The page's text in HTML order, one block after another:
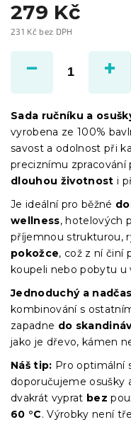
279 Kč
231 Kč bez DPH
cena:
Sada ručníku a
vyrobena ze 100%
savost a odolnost při
preciznímu zpracování
dlouhou životnost i
Je ideální pro běžné
wellness, hotelových
příjemnou strukturou,
pokožce, což z ní činí
koupeli nebo pobytu u
Jednoduchý a
kombinování s
zapadne do
jako je dřevo, kámen
Náš tip: Pro optimální
doporučujeme osušky
dvakrát vyprat bez
60 °C. Výrobky není